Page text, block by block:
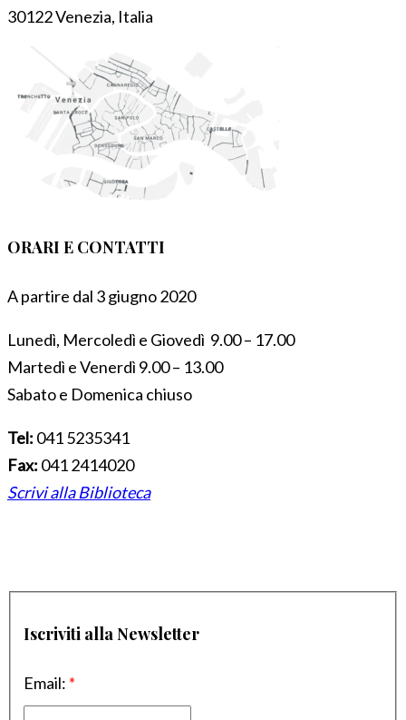
30122 Venezia, Italia
ORARI E CONTATTI
A partire dal 3 giugno 2020
Lunedì, Mercoledì e Giovedì 9.00 – 17.00
Martedì e Venerdì 9.00 – 13.00
Sabato e Domenica chiuso
Tel: 041 5235341
Fax: 041 2414020
Scrivi alla Biblioteca
Iscriviti alla Newsletter
Email: *